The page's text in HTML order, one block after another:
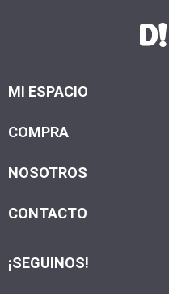
MI ESPACIO
COMPRA
NOSOTROS
CONTACTO
¡SEGUINOS!